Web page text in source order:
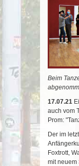
Beim
17.07.21
auch vom
Prom:
Der im
Foxtrott,
mit neuem